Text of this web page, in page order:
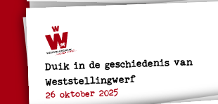
Duik in de geschiedenis van
Weststellingwerf
26 oktober 2025